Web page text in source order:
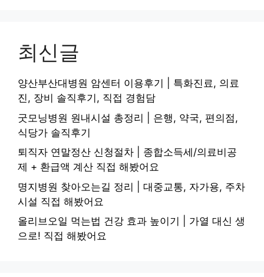
최신글
양산부산대병원 암센터 이용후기 | 특화진료, 의료
진, 장비 솔직후기, 직접 경험담
굿모닝병원 원내시설 총정리 | 은행, 약국, 편의점,
식당가 솔직후기
퇴직자 연말정산 신청절차 | 종합소득세/의료비공
제 + 환급액 계산 직접 해봤어요
명지병원 찾아오는길 정리 | 대중교통, 자가용, 주차
시설 직접 해봤어요
올리브오일 먹는법 건강 효과 높이기 | 가열 대신 생
으로! 직접 해봤어요